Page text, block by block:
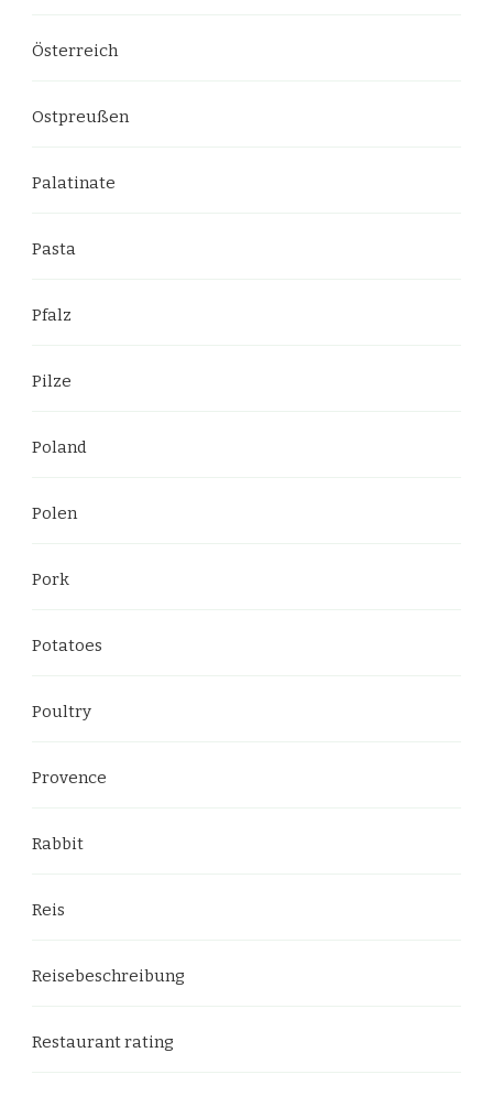
Österreich
Ostpreußen
Palatinate
Pasta
Pfalz
Pilze
Poland
Polen
Pork
Potatoes
Poultry
Provence
Rabbit
Reis
Reisebeschreibung
Restaurant rating